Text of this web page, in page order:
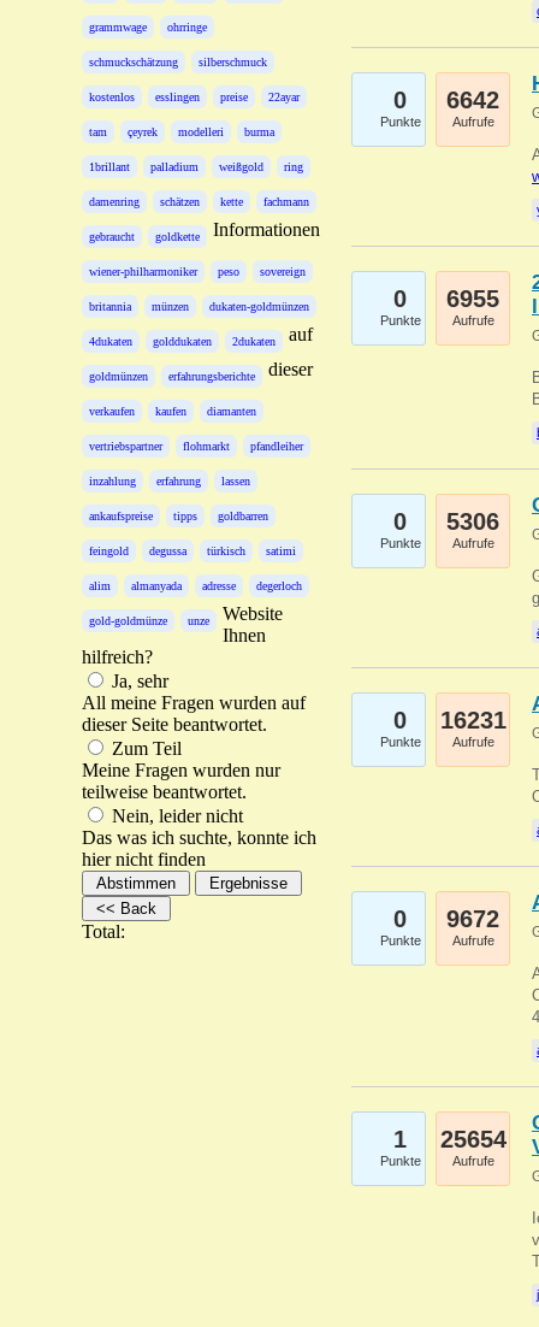
grammwage ohrringe
schmuckschätzung silberschmuck
kostenlos esslingen preise 22ayar
tam çeyrek modelleri burma
1brillant palladium weißgold ring
damenring schätzen kette fachmann
gebraucht goldkette
wiener-philharmoniker peso sovereign
britannia münzen dukaten-goldmünzen
4dukaten golddukaten 2dukaten
goldmünzen erfahrungsberichte
verkaufen kaufen diamanten
vertriebspartner flohmarkt pfandleiher
inzahlung erfahrung lassen
ankaufspreise tipps goldbarren
feingold degussa türkisch satimi
alim almanyada adresse degerloch
gold-goldmünze unze
Informationen
auf
dieser
Website
Ihnen
hilfreich?
Ja, sehr
All meine Fragen wurden auf
dieser Seite beantwortet.
Zum Teil
Meine Fragen wurden nur
teilweise beantwortet.
Nein, leider nicht
Das was ich suchte, konnte ich
hier nicht finden
Total:
0
Punkte
6642
Aufrufe
0
Punkte
6955
Aufrufe
0
Punkte
5306
Aufrufe
0
Punkte
16231
Aufrufe
0
Punkte
9672
Aufrufe
1
Punkte
25654
Aufrufe